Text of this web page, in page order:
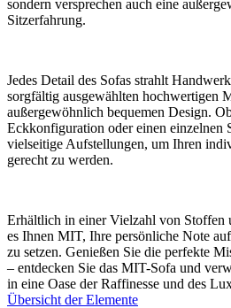
sondern versprechen auch eine
Sitzerfahrung.
Jedes Detail des Sofas strahlt
sorgfältig ausgewählten hochwertigen
außergewöhnlich bequemen Design.
Eckkonfiguration oder einen einzelnen
vielseitige Aufstellungen, um Ihren
gerecht zu werden.
Erhältlich in einer Vielzahl von Stoffen
es Ihnen MIT, Ihre persönliche Note
zu setzen. Genießen Sie die perfekte
– entdecken Sie das MIT-Sofa und
in eine Oase der Raffinesse und des
Übersicht der Elemente